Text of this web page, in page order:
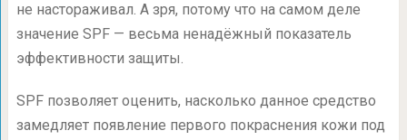
не настораживал. А зря, потому что на самом деле
значение SPF — весьма ненадёжный показатель
эффективности защиты.
SPF позволяет оценить, насколько данное средство
замедляет появление первого покраснения кожи под